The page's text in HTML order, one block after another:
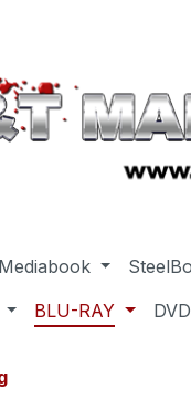
Mediabook
BLU-RAY DVD